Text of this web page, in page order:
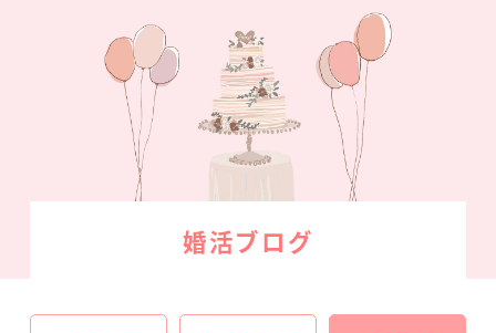
婚活ブログ